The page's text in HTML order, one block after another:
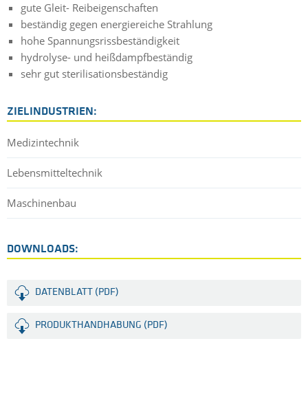
gute Gleit- Reibeigenschaften
beständig gegen energiereiche Strahlung
hohe Spannungsrissbeständigkeit
hydrolyse- und heißdampfbeständig
sehr gut sterilisationsbeständig
ZIELINDUSTRIEN:
Medizintechnik
Lebensmitteltechnik
Maschinenbau
DOWNLOADS:
DATENBLATT (PDF)
PRODUKTHANDHABUNG (PDF)